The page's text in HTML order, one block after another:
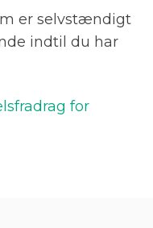
er selvstændigt
indtil du har
for